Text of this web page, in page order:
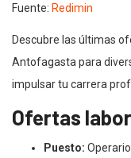
Fuente: Redimin
Descubre las últimas
Antofagasta para
impulsar tu carrera
Ofertas
Puesto: